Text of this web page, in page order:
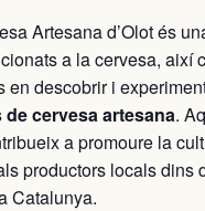
Artesana d’Olot és
a la cervesa, així
en descobrir i
cervesa artesana.
a promoure la
productors locals dins
Catalunya.